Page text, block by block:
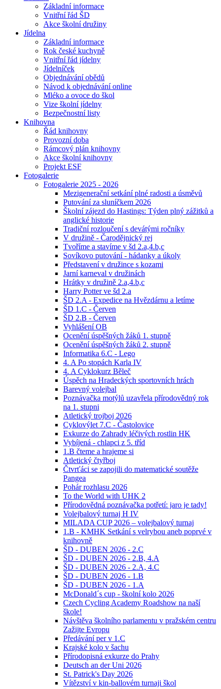
Základní informace
Vnitřní řád ŠD
Akce školní družiny
Jídelna
Základní informace
Rok české kuchyně
Vnitřní řád jídelny
Jídelníček
Objednávání obědů
Návod k objednávání online
Mléko a ovoce do škol
Vize školní jídelny
Bezpečnostní listy
Knihovna
Řád knihovny
Provozní doba
Rámcový plán knihovny
Akce školní knihovny
Projekt ESF
Fotogalerie
Fotogalerie 2025 - 2026
Mezigenerační setkání plné radosti a úsměvů
Putování za sluníčkem 2026
Školní zájezd do Hastings: Týden plný zážitků a
anglické historie
Tradiční rozloučení s devátými ročníky
V družině - Čarodějnický rej
Tvoříme a stavíme v šd 2.a,4.b,c
Sovíkovo putování - hádanky a úkoly
Představení v družince s kozami
Jarní karneval v družinách
Hrátky v družině 2.a,4.b,c
Harry Potter ve šd 2.a
ŠD 2.A - Expedice na Hvězdárnu a letíme
ŠD 1.C - Červen
ŠD 2.B - Červen
Vyhlášení OB
Ocenění úspěšných žáků 1. stupně
Ocenění úspěšných žáků 2. stupně
Informatika 6.C - Lego
4. A Po stopách Karla IV
4. A Cyklokurz Běleč
Úspěch na Hradeckých sportovních hrách
Barevný volejbal
Poznávačka motýlů uzavřela přírodovědný rok
na 1. stupni
Atletický trojboj 2026
Cyklovýlet 7.C - Častolovice
Exkurze do Zahrady léčivých rostlin HK
Vybíjená - chlapci z 5. tříd
1.B čteme a hrajeme si
Atletický čtyřboj
Čtvrťáci se zapojili do matematické soutěže
Pangea
Pohár rozhlasu 2026
To the World with UHK 2
Přírodovědná poznávačka potřetí: jaro je tady!
Volejbalový turnaj H IV
MILADA CUP 2026 – volejbalový turnaj
1.B - KMHK Setkání s velrybou aneb poprvé v
knihovně
ŠD - DUBEN 2026 - 2.C
ŠD - DUBEN 2026 - 2.B, 4.A
ŠD - DUBEN 2026 - 2.A, 4.C
ŠD - DUBEN 2026 - 1.B
ŠD - DUBEN 2026 - 1.A
McDonald´s cup - školní kolo 2026
Czech Cycling Academy Roadshow na naší
škole!
Návštěva školního parlamentu v pražském centru
Zažijte Evropu
Předávání per v 1.C
Krajské kolo v šachu
Přírodopisná exkurze do Prahy
Deutsch an der Uni 2026
St. Patrick's Day 2026
Vítězství v kin-ballovém turnaji škol